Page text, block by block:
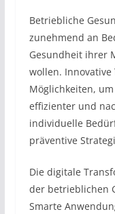
Betriebliche
zunehmend an
Gesundheit ihrer
wollen.
Möglichkeiten,
effizienter und
individuelle
präventive
Die digitale
der betrieblichen
Smarte